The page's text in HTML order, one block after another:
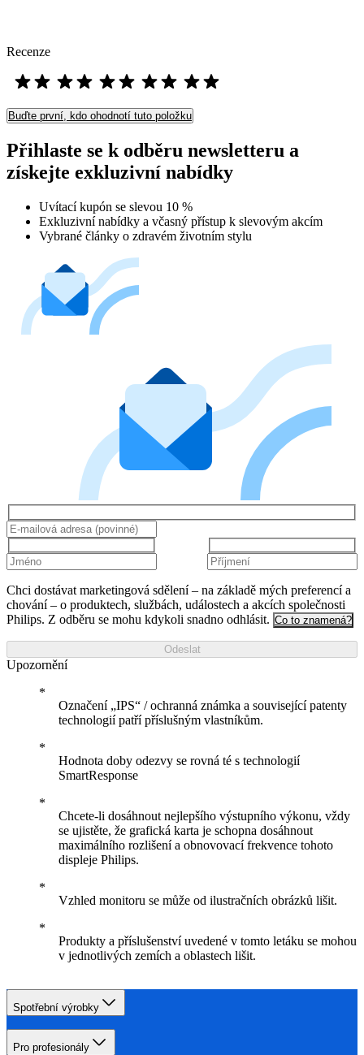
Recenze
Buďte první, kdo ohodnotí tuto položku
Přihlaste se k odběru newsletteru a
získejte exkluzivní nabídky
Uvítací kupón se slevou 10 %
Exkluzivní nabídky a včasný přístup k slevovým akcím
Vybrané články o zdravém životním stylu
Chci dostávat marketingová sdělení – na základě mých preferencí a
chování – o produktech, službách, událostech a akcích společnosti
Philips. Z odběru se mohu kdykoli snadno odhlásit. Co to znamená?
Odeslat
Upozornění
Označení „IPS“ / ochranná známka a související patenty
technologií patří příslušným vlastníkům.
Hodnota doby odezvy se rovná té s technologií
SmartResponse
Chcete-li dosáhnout nejlepšího výstupního výkonu, vždy
se ujistěte, že grafická karta je schopna dosáhnout
maximálního rozlišení a obnovovací frekvence tohoto
displeje Philips.
Vzhled monitoru se může od ilustračních obrázků lišit.
Produkty a příslušenství uvedené v tomto letáku se mohou
v jednotlivých zemích a oblastech lišit.
Spotřební výrobky
Pro profesionály